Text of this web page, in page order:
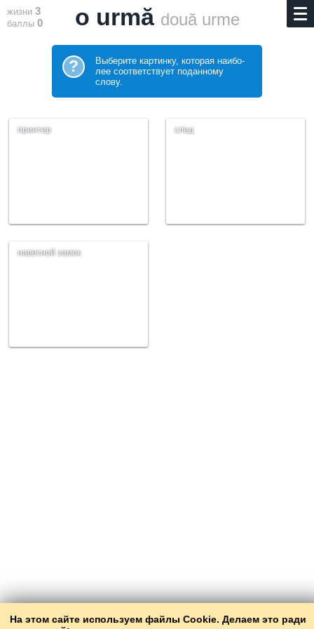
На этом сайте используем файлы Cookie. Делаем это ради
жизни 3
баллы 0 o urmă două urme
?
Выберите картинку, которая наибо­
лее соответствует поданному
слову.
принтер след
навесной замок